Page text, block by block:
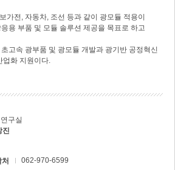
가전, 자동차, 조선 등과 같이 광모듈 적용이
용 부품 및 모듈 솔루션 제공을 목표로 하고
고속 광부품 및 광모듈 개발과 광기반 공정혁신
업화 지원이다.
구실
진
062-970-6599